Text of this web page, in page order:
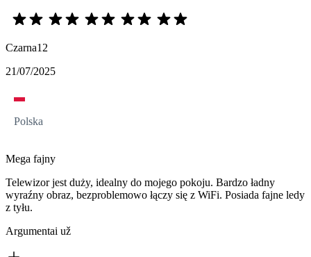
Czarna12
21/07/2025
Polska
Mega fajny
Telewizor jest duży, idealny do mojego pokoju. Bardzo ładny
wyraźny obraz, bezproblemowo łączy się z WiFi. Posiada fajne ledy
z tyłu.
Argumentai už